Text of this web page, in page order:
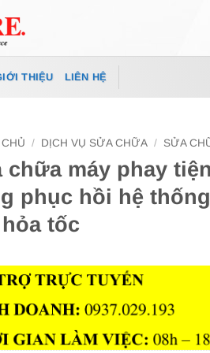
THIỆU LIÊN HỆ
/ DỊCH VỤ SỬA CHỮA / SỬA
chữa máy phay
phục hồi hệ
tốc